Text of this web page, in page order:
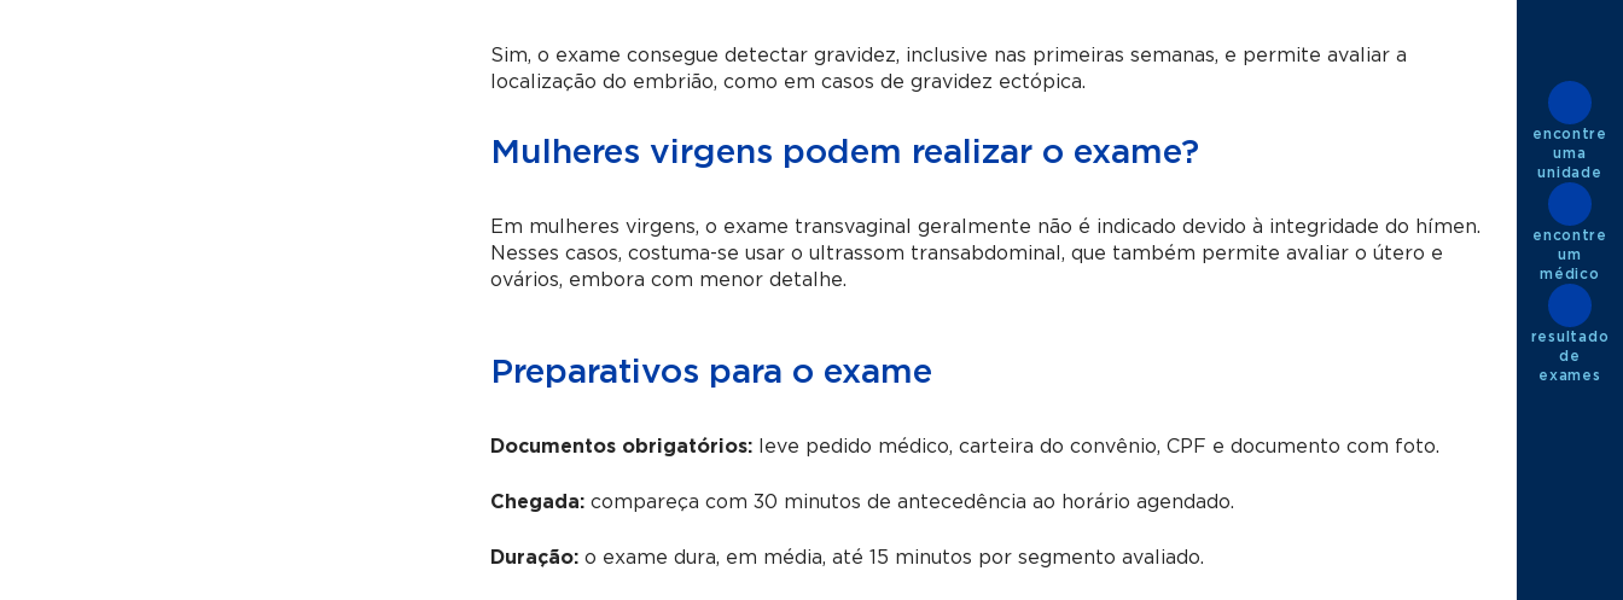
Sim, o exame consegue detectar gravidez, inclusive nas primeiras semanas, e permite avaliar a
localização do embrião, como em casos de gravidez ectópica.
Mulheres virgens podem realizar o exame?
Em mulheres virgens, o exame transvaginal geralmente não é indicado devido à integridade do hímen.
Nesses casos, costuma-se usar o ultrassom transabdominal, que também permite avaliar o útero e
ovários, embora com menor detalhe.
Preparativos para o exame
Documentos obrigatórios:leve pedido médico, carteira do convênio, CPF e documento com foto.
Chegada:compareça com 30 minutos de antecedência ao horário agendado.
Duração:o exame dura, em média, até 15 minutos por segmento avaliado.
encontre
uma
unidade
encontre
um
médico
resultado
de
exames